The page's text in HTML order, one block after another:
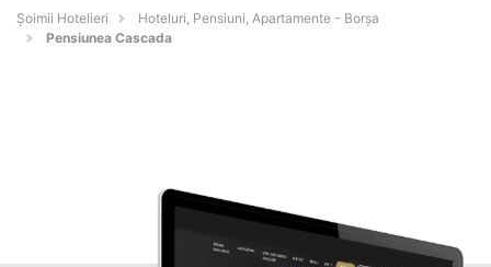
Șoimii Hotelieri
Hoteluri, Pensiuni, Apartamente - Borşa
Pensiunea Cascada